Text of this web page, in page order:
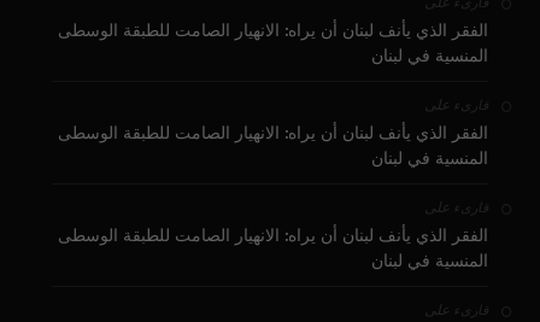
الفقر الذي يأنف لبنان أن يراه: الانهيار الصامت للطبقة الوسطى
المنسية في لبنان
قارىء على
الفقر الذي يأنف لبنان أن يراه: الانهيار الصامت للطبقة الوسطى
المنسية في لبنان
قارىء على
الفقر الذي يأنف لبنان أن يراه: الانهيار الصامت للطبقة الوسطى
المنسية في لبنان
قارىء على